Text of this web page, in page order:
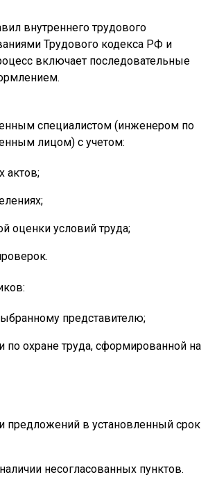
внутреннего трудового
Трудового кодекса РФ и
включает последовательные
специалистом (инженером по
лицом) с учетом:
актов;
оценки условий труда;
представителю;
по охране труда, сформированной на
в установленный срок
несогласованных пунктов.